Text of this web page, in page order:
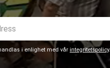
i enlighet med vår integritetspolicy.